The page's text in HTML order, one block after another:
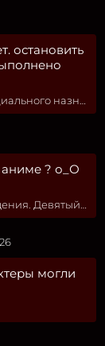
остановить
назначения
аниме ? о_О
Девятый джедай
могли